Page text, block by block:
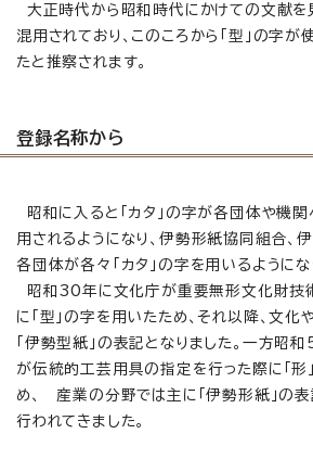
大正時代から昭和時代にかけての文献を見
混用されており、このころから「型」の字が
たと推察されます。
登録名称から
昭和に入ると「カタ」の字が各団体や機
用されるようになり、伊勢形紙協同組合、
各団体が各々「カタ」の字を用いるようにな
昭和30年に文化庁が重要無形文化財技
に「型」の字を用いたため、それ以降、文
「伊勢型紙」の表記となりました。一方昭
が伝統的工芸用具の指定を行った際に「形
め、 産業の分野では主に「伊勢形紙」の
行われてきました。